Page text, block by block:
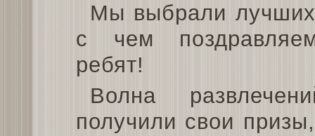
Мы выбрали лучших
с чем
ребят!
Волна
получили свои